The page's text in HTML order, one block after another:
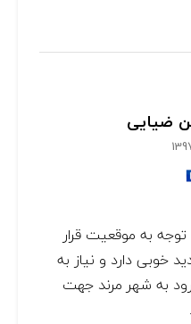
ضیایی
به موقعیت قرار
خوبی دارد و نیاز به
به شهر مرند جهت